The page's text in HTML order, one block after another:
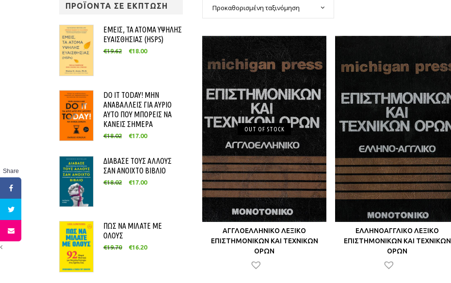
ΠΡΟΪΟΝΤΑ ΣΕ ΕΚΠΤΩΣΗ
ΕΜΕΙΣ, ΤΑ ΑΤΟΜΑ ΥΨΗΛΗΣ
ΕΥΑΙΣΘΗΣΙΑΣ (HSPS)
€19.62 €18.00
DO IT TODAY! ΜΗΝ
ΑΝΑΒΑΛΛΕΙΣ ΓΙΑ ΑΥΡΙΟ
ΑΥΤΟ ΠΟΥ ΜΠΟΡΕΙΣ ΝΑ
ΚΑΝΕΙΣ ΣΗΜΕΡΑ
€18.02 €17.00
ΔΙΑΒΑΣΕ ΤΟΥΣ ΑΛΛΟΥΣ
ΣΑΝ ΑΝΟΙΧΤΟ ΒΙΒΛΙΟ
€18.02 €17.00
ΠΩΣ ΝΑ ΜΙΛΑΤΕ ΜΕ
ΟΛΟΥΣ
€19.70 €16.20
Προκαθορισμένη ταξινόμηση
OUT OF STOCK
ΑΓΓΛΟΕΛΛΗΝΙΚΟ ΛΕΞΙΚΟ
ΕΠΙΣΤΗΜΟΝΙΚΩΝ ΚΑΙ ΤΕΧΝΙΚΩΝ
ΟΡΩΝ
ΕΛΛΗΝΟΑΓΓΛΙΚΟ ΛΕΞΙΚΟ
ΕΠΙΣΤΗΜΟΝΙΚΩΝ ΚΑΙ ΤΕΧΝΙΚΩΝ
ΟΡΩΝ
Share